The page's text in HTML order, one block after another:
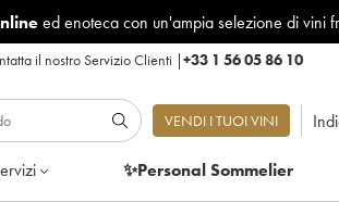
ed enoteca con un'ampia selezione di vini
il nostro Servizio Clienti |+33 1 56 05 86 10
VENDI I TUOI VINI
✨Personal Sommelier